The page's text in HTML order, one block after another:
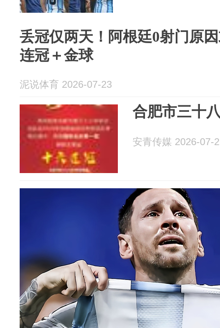
丢冠仅两天！阿根廷0射门原
连冠＋金球
泥说体育 2026-07-23
合肥市三十
安青传媒 2026-07-